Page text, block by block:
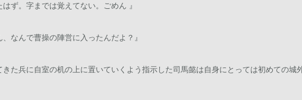
はず。字までは覚えてない。ごめん 』
、なんで曹操の陣営に入ったんだよ？』
た兵に自室の机の上に置いていくよう指示した司馬懿は自身にとっては初めての城